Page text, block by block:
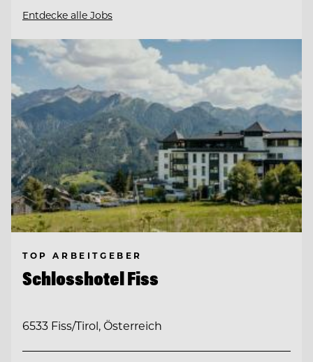
Entdecke alle Jobs
TOP ARBEITGEBER
Schlosshotel Fiss
6533 Fiss/Tirol, Österreich